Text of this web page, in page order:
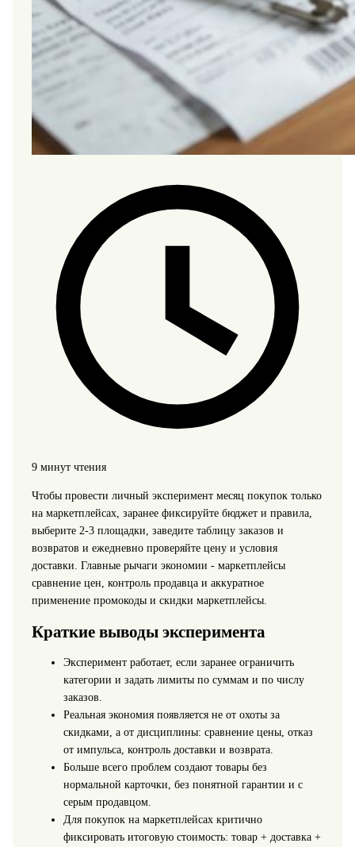
9 минут чтения
Чтобы провести личный эксперимент месяц покупок только
на маркетплейсах, заранее фиксируйте бюджет и правила,
выберите 2-3 площадки, заведите таблицу заказов и
возвратов и ежедневно проверяйте цену и условия
доставки. Главные рычаги экономии - маркетплейсы
сравнение цен, контроль продавца и аккуратное
применение промокоды и скидки маркетплейсы.
Краткие выводы эксперимента
Эксперимент работает, если заранее ограничить
категории и задать лимиты по суммам и по числу
заказов.
Реальная экономия появляется не от охоты за
скидками, а от дисциплины: сравнение цены, отказ
от импульса, контроль доставки и возврата.
Больше всего проблем создают товары без
нормальной карточки, без понятной гарантии и с
серым продавцом.
Для покупок на маркетплейсах критично
фиксировать итоговую стоимость: товар + доставка +